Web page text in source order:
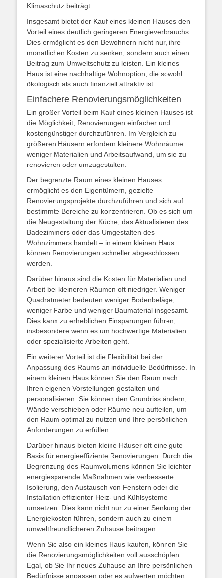
Klimaschutz beiträgt.
Insgesamt bietet der Kauf eines kleinen Hauses den
Vorteil eines deutlich geringeren Energieverbrauchs.
Dies ermöglicht es den Bewohnern nicht nur, ihre
monatlichen Kosten zu senken, sondern auch einen
Beitrag zum Umweltschutz zu leisten. Ein kleines
Haus ist eine nachhaltige Wohnoption, die sowohl
ökologisch als auch finanziell attraktiv ist.
Einfachere Renovierungsmöglichkeiten
Ein großer Vorteil beim Kauf eines kleinen Hauses ist
die Möglichkeit, Renovierungen einfacher und
kostengünstiger durchzuführen. Im Vergleich zu
größeren Häusern erfordern kleinere Wohnräume
weniger Materialien und Arbeitsaufwand, um sie zu
renovieren oder umzugestalten.
Der begrenzte Raum eines kleinen Hauses
ermöglicht es den Eigentümern, gezielte
Renovierungsprojekte durchzuführen und sich auf
bestimmte Bereiche zu konzentrieren. Ob es sich um
die Neugestaltung der Küche, das Aktualisieren des
Badezimmers oder das Umgestalten des
Wohnzimmers handelt – in einem kleinen Haus
können Renovierungen schneller abgeschlossen
werden.
Darüber hinaus sind die Kosten für Materialien und
Arbeit bei kleineren Räumen oft niedriger. Weniger
Quadratmeter bedeuten weniger Bodenbeläge,
weniger Farbe und weniger Baumaterial insgesamt.
Dies kann zu erheblichen Einsparungen führen,
insbesondere wenn es um hochwertige Materialien
oder spezialisierte Arbeiten geht.
Ein weiterer Vorteil ist die Flexibilität bei der
Anpassung des Raums an individuelle Bedürfnisse. In
einem kleinen Haus können Sie den Raum nach
Ihren eigenen Vorstellungen gestalten und
personalisieren. Sie können den Grundriss ändern,
Wände verschieben oder Räume neu aufteilen, um
den Raum optimal zu nutzen und Ihre persönlichen
Anforderungen zu erfüllen.
Darüber hinaus bieten kleine Häuser oft eine gute
Basis für energieeffiziente Renovierungen. Durch die
Begrenzung des Raumvolumens können Sie leichter
energiesparende Maßnahmen wie verbesserte
Isolierung, den Austausch von Fenstern oder die
Installation effizienter Heiz- und Kühlsysteme
umsetzen. Dies kann nicht nur zu einer Senkung der
Energiekosten führen, sondern auch zu einem
umweltfreundlicheren Zuhause beitragen.
Wenn Sie also ein kleines Haus kaufen, können Sie
die Renovierungsmöglichkeiten voll ausschöpfen.
Egal, ob Sie Ihr neues Zuhause an Ihre persönlichen
Bedürfnisse anpassen oder es aufwerten möchten,